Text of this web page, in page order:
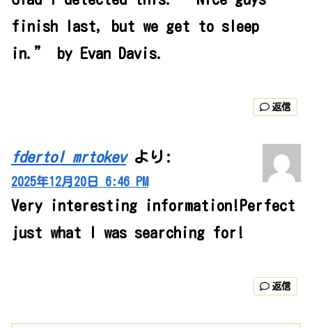
finish last, but we get to sleep
in.” by Evan Davis.
返信
fdertol mrtokev より:
2025年12月20日 6:46 PM
Very interesting information!Perfect
just what I was searching for!
返信